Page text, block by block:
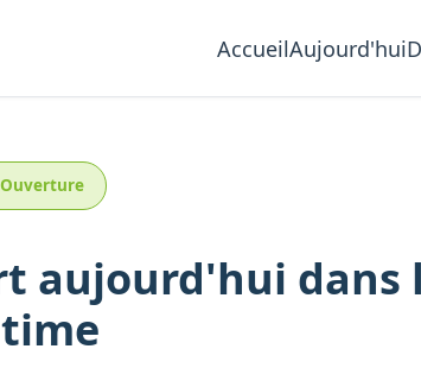
AccueilAujourd'hui
aujourd'hui dans